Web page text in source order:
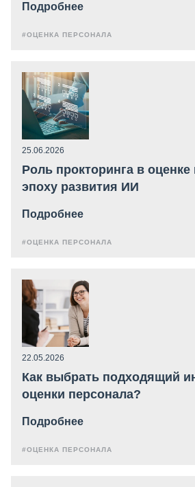
Подробнее
#ОЦЕНКА ПЕРСОНАЛА
25.06.2026
Роль прокторинга в оценке
эпоху развития ИИ
Подробнее
#ОЦЕНКА ПЕРСОНАЛА
22.05.2026
Как выбрать подходящий
оценки персонала?
Подробнее
#ОЦЕНКА ПЕРСОНАЛА